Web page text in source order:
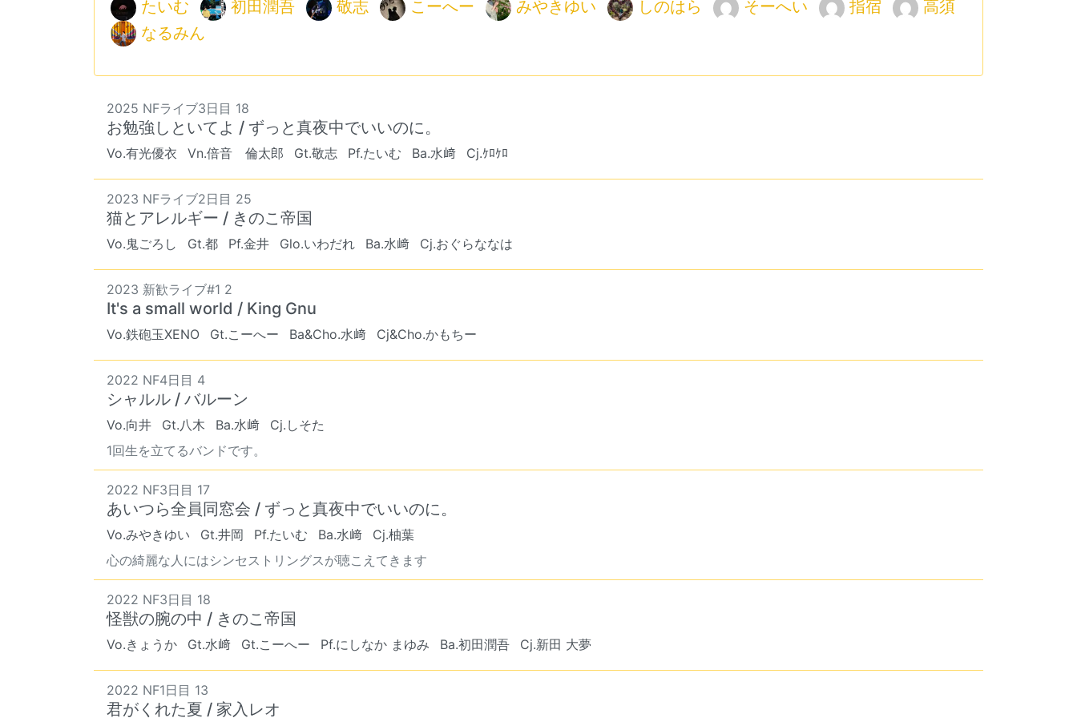
たいむ 初田潤吾 敬志 こーへー みやきゆい しのはら そーへい 指宿
高須
なるみん
2025 NFライブ3日目 18
お勉強しといてよ / ずっと真夜中でいいのに。
Vo.有光優衣 Vn.倍音 倫太郎 Gt.敬志 Pf.たいむ Ba.水﨑 Cj.ｹﾛｹﾛ
2023 NFライブ2日目 25
猫とアレルギー / きのこ帝国
Vo.鬼ごろし Gt.都 Pf.金井 Glo.いわだれ Ba.水﨑 Cj.おぐらななは
2023 新歓ライブ#1 2
It's a small world / King Gnu
Vo.鉄砲玉XENO Gt.こーへー Ba&Cho.水﨑 Cj&Cho.かもちー
2022 NF4日目 4
シャルル / バルーン
Vo.向井 Gt.八木 Ba.水﨑
Cj.しそた
1回生を立てるバンドです。
2022 NF3日目 17
あいつら全員同窓会 / ずっと真夜中でいいのに。
Vo.みやきゆい Gt.井岡 Pf.たいむ Ba.水﨑
Cj.柚葉
心の綺麗な人にはシンセストリングスが聴こえてきます
2022 NF3日目 18
怪獣の腕の中 / きのこ帝国
Vo.きょうか Gt.水﨑 Gt.こーへー Pf.にしなか まゆみ Ba.初田潤吾 Cj.新田 大夢
2022 NF1日目 13
君がくれた夏 / 家入レオ